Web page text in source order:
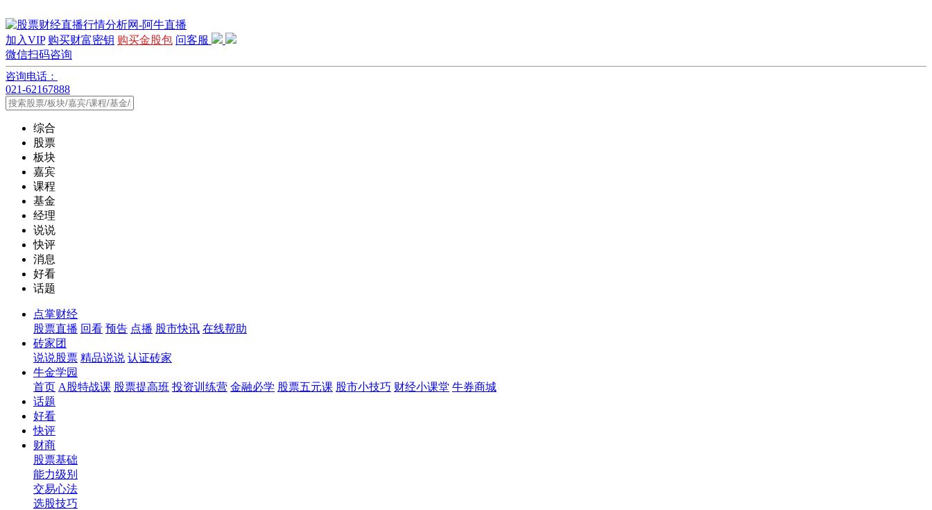
加入VIP 购买财富密钥 购买金股包 问客服
微信扫码咨询
咨询电话：
021-62167888
综合
股票
板块
嘉宾
课程
基金
经理
说说
快评
消息
好看
话题
点掌财经
股票直播 回看 预告 点播 股市快讯 在线帮助
砖家团
说说股票 精品说说 认证砖家
牛金学园
首页 A股特战课 股票提高班 投资训练营 金融必学 股票五元课 股市小技巧 财经小课堂 牛券商城
话题
好看
快评
财商
股票基础
能力级别
交易心法
选股技巧